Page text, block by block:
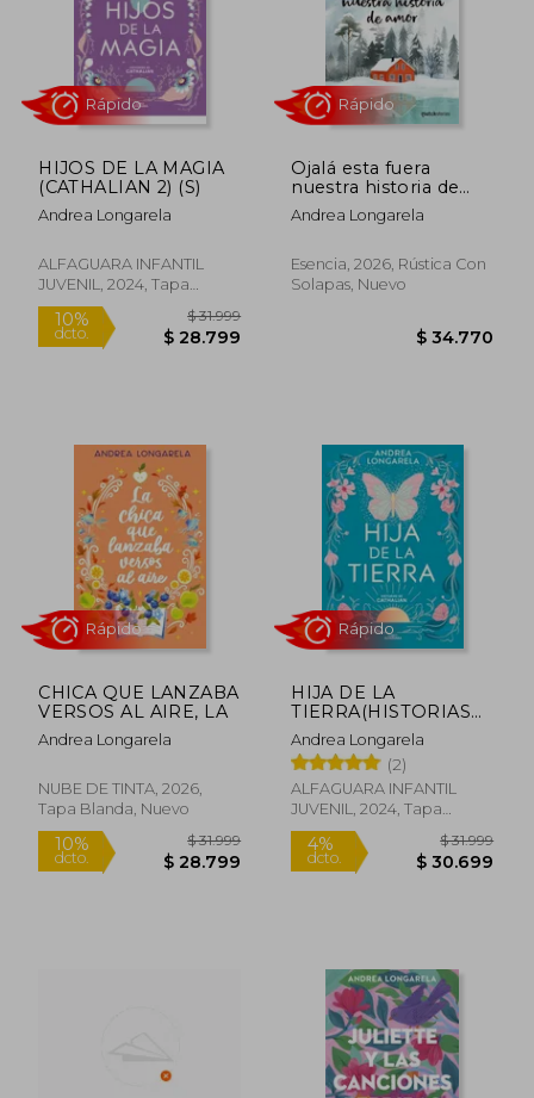
10%
dcto. $ 47.610
9%
dcto.
HIJOS DE LA MAGIA
(CATHALIAN 2) (S)
Andrea Longarela
ALFAGUARA INFANTIL
JUVENIL, 2024, Tapa
Blanda, Nuevo
10%
dcto. $ 28.799
Ojalá esta fuera
nuestra historia de
amor
Andrea Longarela
Esencia, 2026, Rústica Con
Solapas, Nuevo
CHICA QUE LANZABA
VERSOS AL AIRE, LA
Andrea Longarela
NUBE DE TINTA, 2026,
Tapa Blanda, Nuevo
HIJA DE LA
TIERRA(HISTORIAS
DE CATHALIAN
Andrea Longarela
(2)
ALFAGUARA INFANTIL
JUVENIL, 2024, Tapa
Blanda, Nuevo